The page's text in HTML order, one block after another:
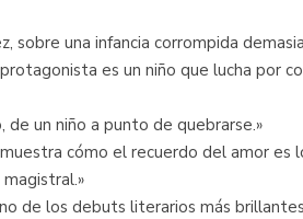
sobre una infancia corrompida
es un niño que lucha por
un niño a punto de quebrarse.»
cómo el recuerdo del amor es
de los debuts literarios más